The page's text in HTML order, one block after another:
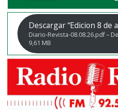
Descargar “Edicion 8 de
Diario-Revista-08.08.26.pdf –
9,61 MB